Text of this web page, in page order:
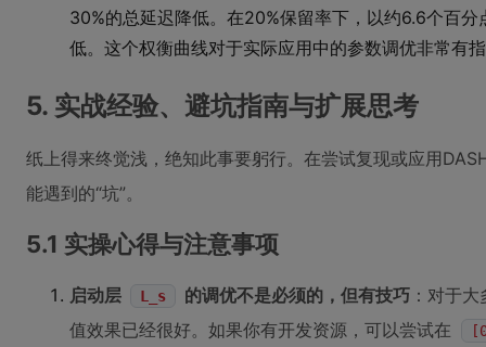
30%的总延迟降低。在20%保留率下，以约6.6个百
低。这个权衡曲线对于实际应用中的参数调优非常有
5. 实战经验、避坑指南与扩展思考
纸上得来终觉浅，绝知此事要躬行。在尝试复现或应用
能遇到的“坑”。
5.1 实操心得与注意事项
启动层 L_s 的调优不是必须的，但有技巧 ：对于
值效果已经很好。如果你有开发资源，可以尝试在